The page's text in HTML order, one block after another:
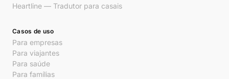
Heartline — Tradutor para casais
Casos de uso
Para empresas
Para viajantes
Para saúde
Para famílias